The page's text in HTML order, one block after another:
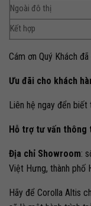
Ngoài đô thị
Kết hợp
Cám ơn Quý Khách
Ưu đãi cho khách
Liên hệ ngay đển
Hỗ trợ tư vấn thông
Địa chỉ Showroom:
Việt Hưng, thành phố
Hãy để Corolla Altis